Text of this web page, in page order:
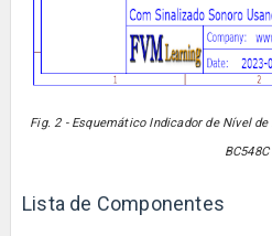
Fig. 2 - Esquemático Indicador de Nível
BC548C
Lista de Componentes